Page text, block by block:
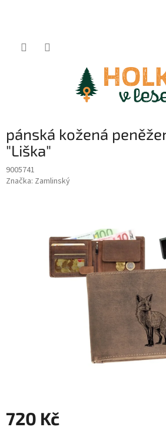
pánská kožená
"Liška"
9005741
Značka: Zamlinský
720 Kč